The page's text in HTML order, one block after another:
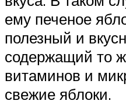
ему печеное
полезный и
содержащий то
витаминов и
свежие яблоки.